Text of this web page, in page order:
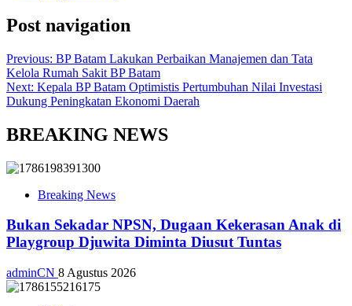
Post navigation
Previous: BP Batam Lakukan Perbaikan Manajemen dan Tata
Kelola Rumah Sakit BP Batam
Next: Kepala BP Batam Optimistis Pertumbuhan Nilai Investasi
Dukung Peningkatan Ekonomi Daerah
BREAKING NEWS
Breaking News
Bukan Sekadar NPSN, Dugaan Kekerasan Anak di
Playgroup Djuwita Diminta Diusut Tuntas
adminCN 8 Agustus 2026